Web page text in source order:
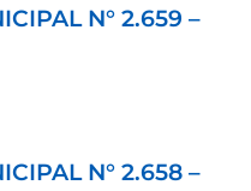
N° 2.659 –
N° 2.658 –